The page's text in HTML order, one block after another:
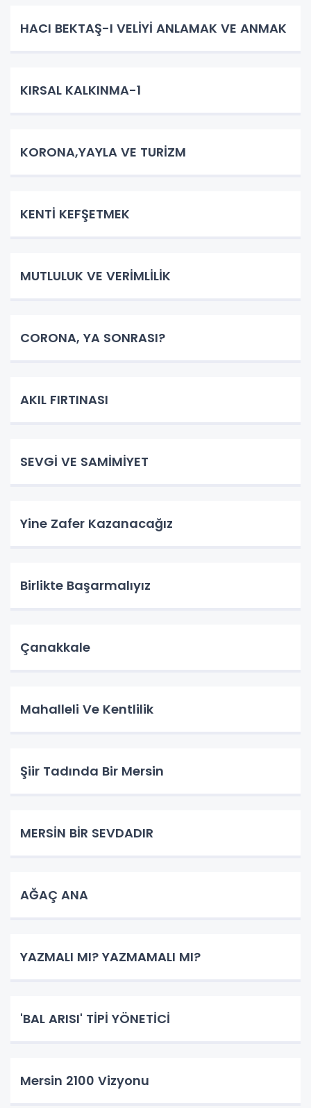
HACI BEKTAŞ-I VELİYİ ANLAMAK VE ANMAK
KIRSAL KALKINMA-1
KORONA,YAYLA VE TURİZM
KENTİ KEFŞETMEK
MUTLULUK VE VERİMLİLİK
CORONA, YA SONRASI?
AKIL FIRTINASI
SEVGİ VE SAMİMİYET
Yine Zafer Kazanacağız
Birlikte Başarmalıyız
Çanakkale
Mahalleli Ve Kentlilik
Şiir Tadında Bir Mersin
MERSİN BİR SEVDADIR
AĞAÇ ANA
YAZMALI MI? YAZMAMALI MI?
'BAL ARISI' TİPİ YÖNETİCİ
Mersin 2100 Vizyonu